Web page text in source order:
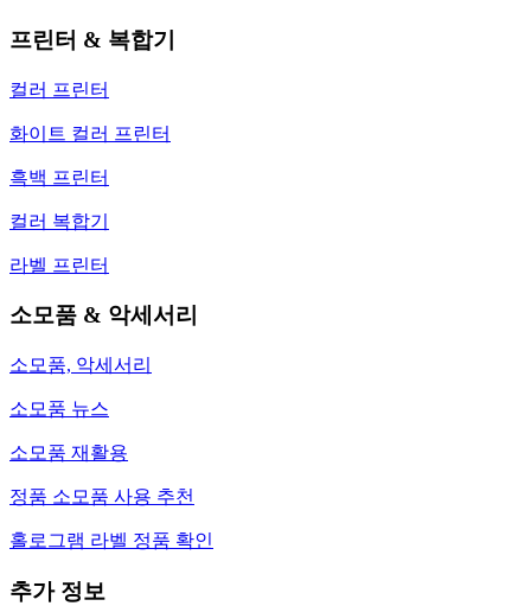
프린터 & 복합기
컬러 프린터
화이트 컬러 프린터
흑백 프린터
컬러 복합기
라벨 프린터
소모품 & 악세서리
소모품, 악세서리
소모품 뉴스
소모품 재활용
정품 소모품 사용 추천
홀로그램 라벨 정품 확인
추가 정보